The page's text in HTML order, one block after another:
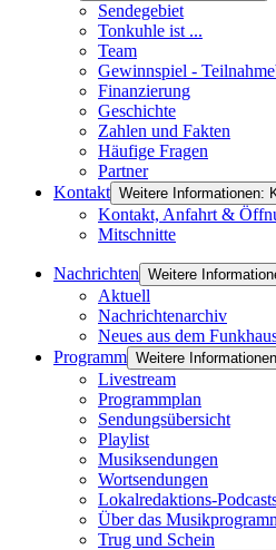
Sendegebiet
Tonkuhle ist ...
Team
Gewinnspiel -
Finanzierung
Geschichte
Zahlen und Fakten
Häufige Fragen
Partner
Kontakt Weitere Informationen:
Kontakt, Anfahrt &
Mitschnitte
Nachrichten Weitere
Aktuell
Nachrichtenarchiv
Neues aus dem
Programm Weitere
Livestream
Programmplan
Sendungsübersicht
Playlist
Musiksendungen
Wortsendungen
Lokalredaktions-
Über das
Trug und Schein